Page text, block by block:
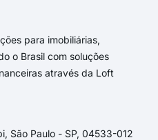
para imobiliárias,
o Brasil com soluções
através da Loft
São Paulo - SP, 04533-012